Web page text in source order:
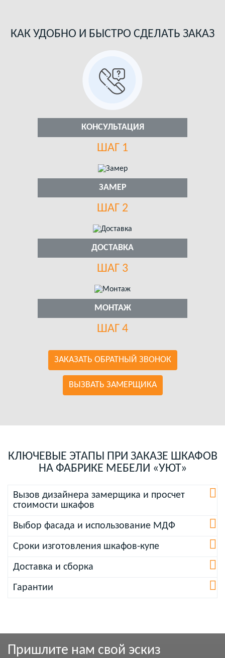
КАК УДОБНО И БЫСТРО СДЕЛАТЬ ЗАКАЗ
КОНСУЛЬТАЦИЯ
ШАГ 1
ЗАМЕР
ШАГ 2
ДОСТАВКА
ШАГ 3
МОНТАЖ
ШАГ 4
ЗАКАЗАТЬ ОБРАТНЫЙ ЗВОНОК
ВЫЗВАТЬ ЗАМЕРЩИКА
КЛЮЧЕВЫЕ ЭТАПЫ ПРИ ЗАКАЗЕ ШКАФОВ
НА ФАБРИКЕ МЕБЕЛИ «УЮТ»
Вызов дизайнера замерщика и просчет
стоимости шкафов
Выбор фасада и использование МДФ
Сроки изготовления шкафов-купе
Доставка и сборка
Гарантии
Пришлите нам свой эскиз